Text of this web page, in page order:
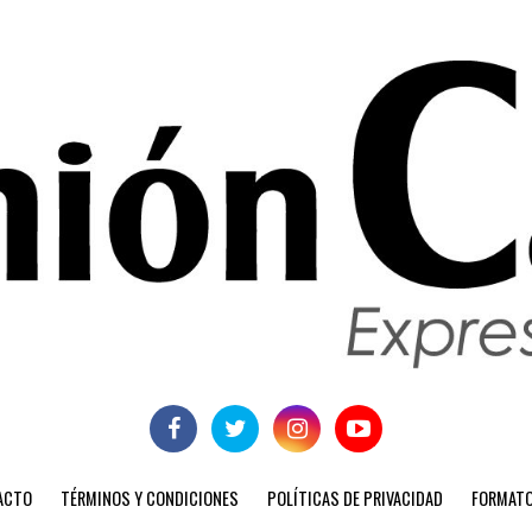
TÉRMINOS Y CONDICIONES POLÍTICAS DE PRIVACIDAD